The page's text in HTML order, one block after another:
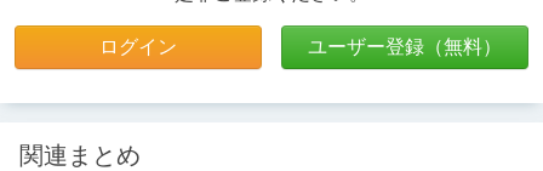
ログイン ユーザー登録（無料）
関連まとめ